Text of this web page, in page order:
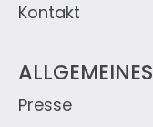
ALLGEMEINES
Presse
Kontakt